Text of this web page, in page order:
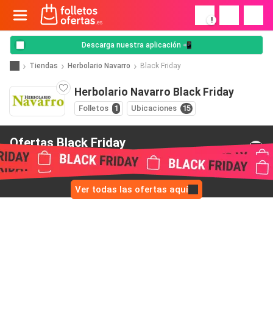
!
Descarga nuestra aplicación 📲
Tiendas Herbolario Navarro Black Friday
Herbolario Navarro Black Friday
Folletos 1 Ubicaciones 15
Ofertas Black Friday
de Herbolario Navarro
Ver todas las ofertas aquí